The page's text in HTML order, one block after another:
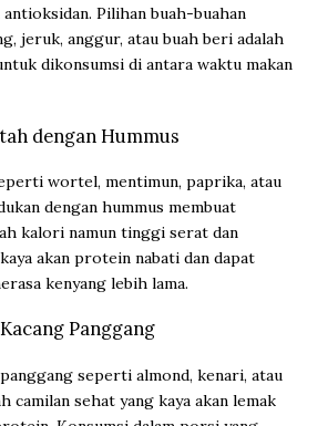
Pilihan buah-buahan
jeruk, anggur, atau buah beri adalah
dikonsumsi di antara waktu makan
dengan Hummus
wortel, mentimun, paprika, atau
dengan hummus membuat
kalori namun tinggi serat dan
akan protein nabati dan dapat
kenyang lebih lama.
Panggang
seperti almond, kenari, atau
camilan sehat yang kaya akan lemak